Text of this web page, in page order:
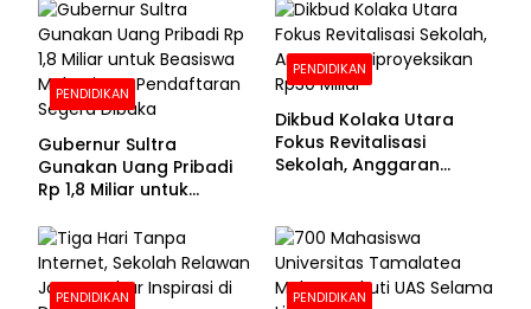
PENDIDIKAN
Gubernur Sultra
Gunakan Uang Pribadi
Rp 1,8 Miliar untuk
Pendaftaran Segera
Dibuka
PENDIDIKAN
Dikbud Kolaka Utara
Fokus Revitalisasi
Sekolah, Anggaran
PENDIDIKAN PENDIDIKAN